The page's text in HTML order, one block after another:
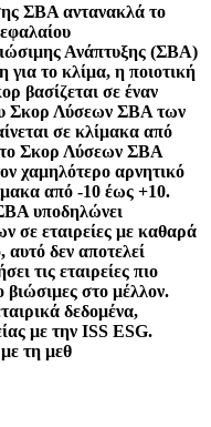
ΣΒΑ αντανακλά το
Ανάπτυξης (ΣΒΑ)
το κλίμα, η ποιοτική
βασίζεται σε έναν
Σκορ Λύσεων ΣΒΑ των
σε κλίμακα από
το Σκορ Λύσεων ΣΒΑ
χαμηλότερο αρνητικό
από -10 έως +10.
υποδηλώνει
σε εταιρείες με καθαρά
δεν αποτελεί
τις εταιρείες πιο
βιώσιμες στο μέλλον.
δεδομένα,
με την ISS ESG.
τη μεθ